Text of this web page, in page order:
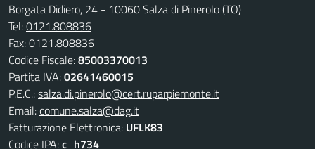
Borgata Didiero, 24 - 10060 Salza di Pinerolo (TO)
Tel:0121.808836
Fax:0121.808836
Codice Fiscale:85003370013
Partita IVA:02641460015
P.E.C.:salza.di.pinerolo@cert.ruparpiemonte.it
Email:comune.salza@dag.it
Fatturazione Elettronica: UFLK83
Codice IPA:c_h734